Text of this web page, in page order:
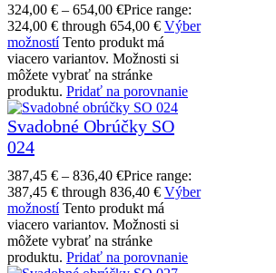
324,00 € – 654,00 €Price range:
324,00 € through 654,00 € Výber
možností Tento produkt má
viacero variantov. Možnosti si
môžete vybrať na stránke
produktu. Pridať na porovnanie
Svadobné Obrúčky SO
024
387,45 € – 836,40 €Price range:
387,45 € through 836,40 € Výber
možností Tento produkt má
viacero variantov. Možnosti si
môžete vybrať na stránke
produktu. Pridať na porovnanie